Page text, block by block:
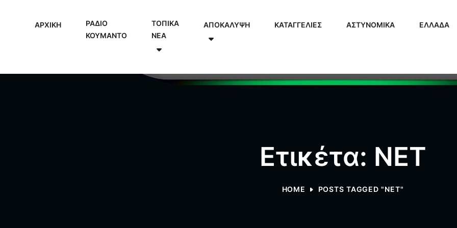
ΑΡΧΙΚΗ
ΡΑΔΙΟ
ΚΟΥΜΑΝΤΟ
ΤΟΠΙΚΑ
NEA
ΑΠΟΚΑΛΥΨΗ ΚΑΤΑΓΓΕΛΙΕΣ ΑΣΤΥΝΟΜΙΚΑ ΕΛΛΑΔΑ
Ετικέτα: ΝΕΤ
HOME POSTS TAGGED "ΝΕΤ"